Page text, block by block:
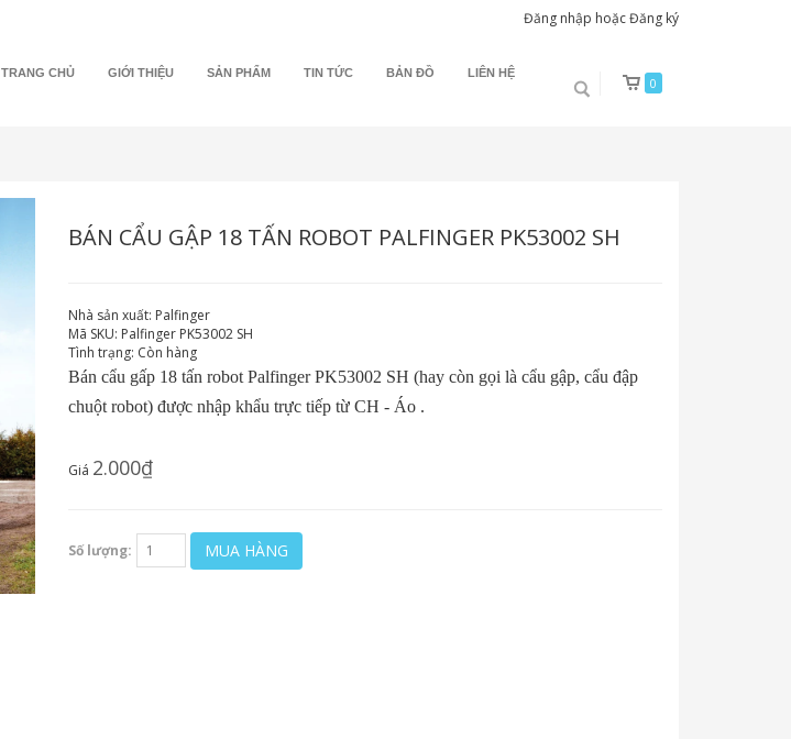
Đăng nhập hoặcĐăng ký
TRANG CHỦ GIỚI THIỆU SẢN PHẨM TIN TỨC BẢN ĐỒ LIÊN HỆ
0
BÁN CẨU GẬP 18 TẤN ROBOT PALFINGER PK53002 SH
Nhà sản xuất: Palfinger
Mã SKU: Palfinger PK53002 SH
Tình trạng: Còn hàng
Bán cẩu gấp 18 tấn robot Palfinger PK53002 SH (hay còn gọi là cẩu gập, cẩu đập
chuột robot) được nhập khẩu trực tiếp từ CH - Áo .
Giá 2.000₫
Số lượng: MUA HÀNG